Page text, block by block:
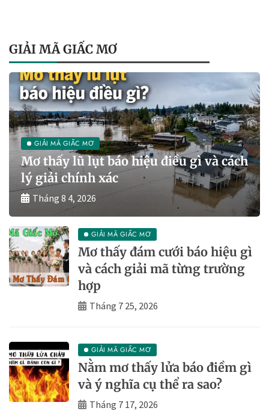
GIẢI MÃ GIẤC MƠ
GIẢI MÃ GIẤC MƠ
Mơ thấy lũ lụt báo hiệu điều gì và cách
lý giải chính xác
Tháng 8 4, 2026
GIẢI MÃ GIẤC MƠ
Mơ thấy đám cưới báo hiệu gì
và cách giải mã từng trường
hợp
Tháng 7 25, 2026
GIẢI MÃ GIẤC MƠ
Nằm mơ thấy lửa báo điềm gì
và ý nghĩa cụ thể ra sao?
Tháng 7 17, 2026